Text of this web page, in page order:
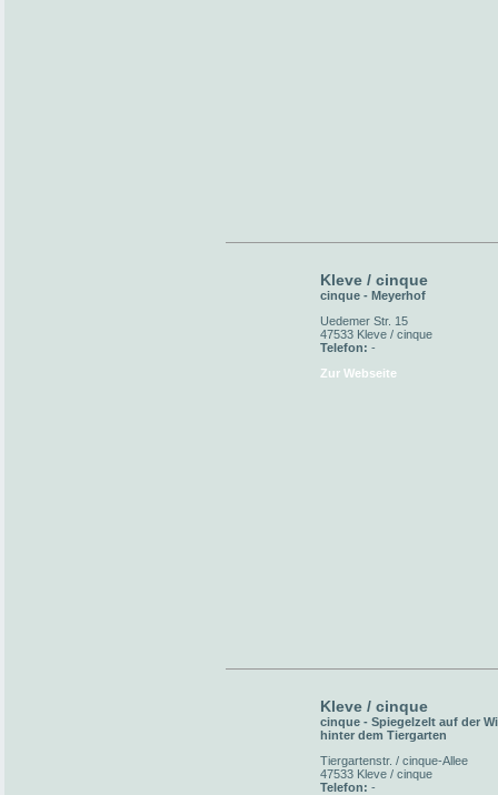
Kleve / cinque
cinque - Meyerhof
Uedemer Str. 15
47533 Kleve / cinque
Telefon: -
Zur Webseite
Kleve / cinque
cinque - Spiegelzelt auf der
hinter dem Tiergarten
Tiergartenstr. / cinque-Allee
47533 Kleve / cinque
Telefon: -